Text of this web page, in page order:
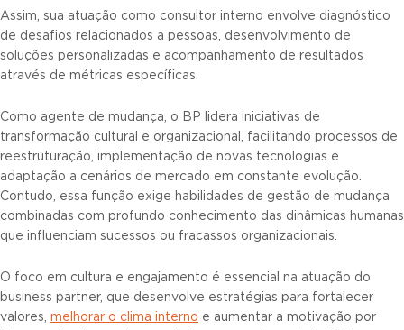
Assim, sua atuação como consultor interno envolve diagnóstico
de desafios relacionados a pessoas, desenvolvimento de
soluções personalizadas e acompanhamento de resultados
através de métricas específicas.
Como agente de mudança, o BP lidera iniciativas de
transformação cultural e organizacional, facilitando processos de
reestruturação, implementação de novas tecnologias e
adaptação a cenários de mercado em constante evolução.
Contudo, essa função exige habilidades de gestão de mudança
combinadas com profundo conhecimento das dinâmicas humanas
que influenciam sucessos ou fracassos organizacionais.
O foco em cultura e engajamento é essencial na atuação do
business partner, que desenvolve estratégias para fortalecer
valores, melhorar o clima interno e aumentar a motivação por